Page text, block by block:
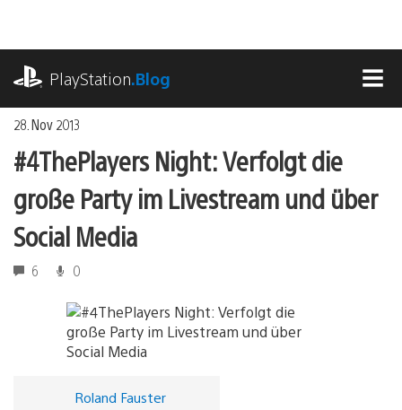
springen
PlayStation.Blog
28. Nov 2013
#4ThePlayers Night: Verfolgt die
große Party im Livestream und über
Social Media
6 0
Roland Fauster